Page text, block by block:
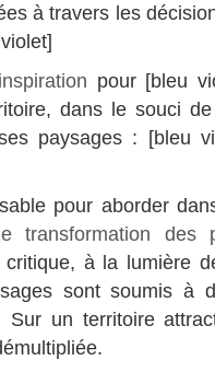
à travers les
pour [bleu
dans le souci
paysages : [bleu
pour aborder
transformation des
à la lumière
sont soumis à
Sur un territoire